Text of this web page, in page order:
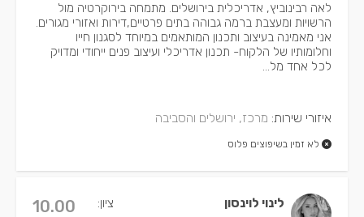
לאה רבינוביץ, אדריכלית בירושלים. מתמחה בירוקרטיה מול
הרשויות ומעצבת ברמה גבוהה בתים פרטיים,דירות ואזורי מגורים.
אני מאמינה בעיצוב ותכנון המותאמים במיוחד לסגנון חייו
וחלומותיו של הלקוח- תכנון אדריכלי ועיצוב פנים ייחודי ומדויק
לכל אחד מל...
איזורי שירות: מרכז, ירושלים והסביבה
לא זמין בשיפוצים פלוס
לינוי לוינסון ציון: 10.00